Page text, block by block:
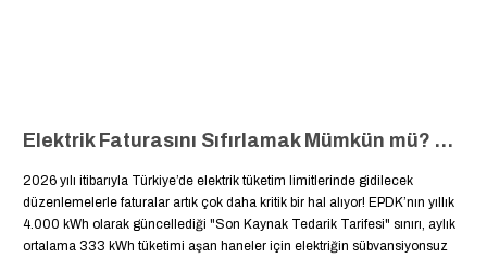
Elektrik Faturasını Sıfırlamak Mümkün mü? Ev Tipi Güneş Enerjisi Sistemleri Rehberi
2026 yılı itibarıyla Türkiye’de elektrik tüketim limitlerinde gidilecek
düzenlemelerle faturalar artık çok daha kritik bir hal alıyor! EPDK’nın yıllık
4.000 kWh olarak güncellediği "Son Kaynak Tedarik Tarifesi" sınırı, aylık
ortalama 333 kWh tüketimi aşan haneler için elektriğin sübvansiyonsuz